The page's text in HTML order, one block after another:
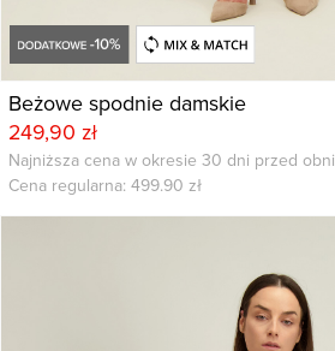
Beżowe spodnie damskie
249,90 zł
Najniższa cena w okresie 30 dni przed
Cena regularna: 499.90 zł